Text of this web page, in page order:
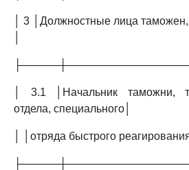
│ 3 │Должностные лица
│ 3.1 │Начальник таможни,
отдела, специального│
│ │отряда быстрого